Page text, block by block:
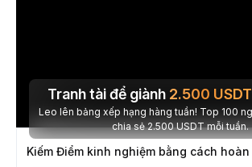
Tranh tài để giành 2.500 USDT
Leo lên bảng xếp hạng hàng tuần! Top 100 người tham gia sẽ
chia sẻ 2.500 USDT mỗi tuần.